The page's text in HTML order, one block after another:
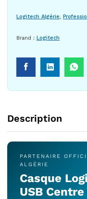
Logitech Algérie,
Brand : Logitech
Description
PARTENAIRE
ALGÉRIE
Casque
USB Centre